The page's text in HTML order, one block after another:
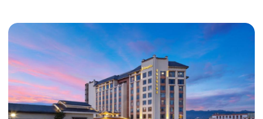
شانگهای ، چین